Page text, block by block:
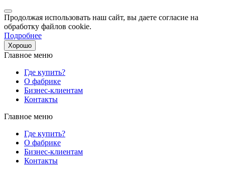
Продолжая использовать наш сайт, вы даете согласие на
обработку файлов cookie.
Подробнее
Хорошо
Главное меню
Где купить?
О фабрике
Бизнес-клиентам
Контакты
Главное меню
Где купить?
О фабрике
Бизнес-клиентам
Контакты